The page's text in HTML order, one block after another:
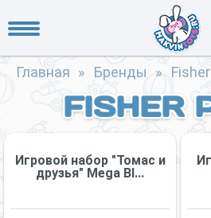
Главная » Бренды »
FISHER
Игровой набор "Томас и
друзья" Mega Bl...